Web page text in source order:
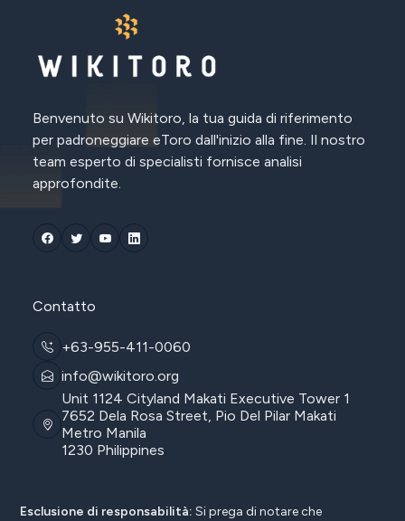
Benvenuto su Wikitoro, la tua guida di riferimento
per padroneggiare eToro dall'inizio alla fine. Il nostro
team esperto di specialisti fornisce analisi
approfondite.
Contatto
+63-955-411-0060
info@wikitoro.org
Unit 1124 Cityland Makati Executive Tower 1
7652 Dela Rosa Street, Pio Del Pilar Makati
Metro Manila
1230 Philippines
Esclusione di responsabilità: Si prega di notare che